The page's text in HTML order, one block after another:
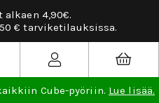
Tarviketilauksissa
Cube-pyöriin. Lue lisää.